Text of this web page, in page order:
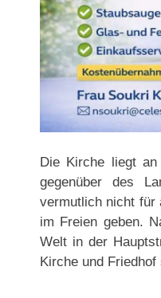
Die Kirche liegt an
gegenüber des
vermutlich nicht für
im Freien geben.
Welt in der
Kirche und